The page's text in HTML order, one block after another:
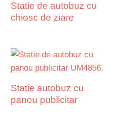
Statie de autobuz cu
chiosc de ziare
Statie autobuz cu
panou publicitar